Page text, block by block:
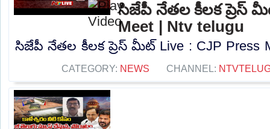
సిజేపీ నేతల కీలక ప్రెస్
Meet | Ntv telugu
సిజేపీ నేతల కీలక ప్రెస్ మీట్ Live : CJP Press
CATEGORY: NEWS CHANNEL: